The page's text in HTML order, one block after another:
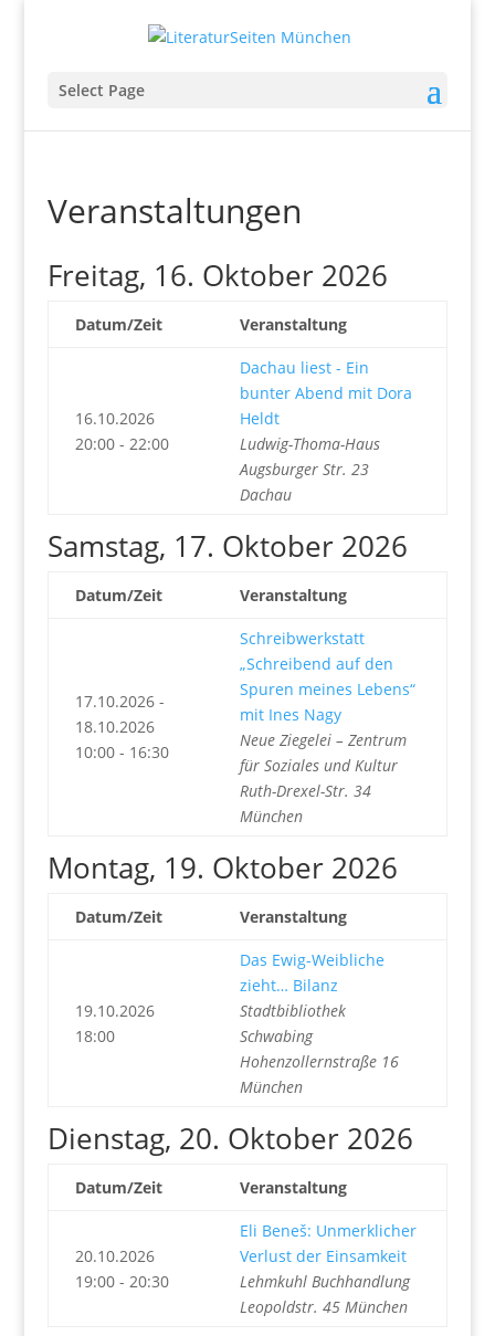
Select Page
Veranstaltungen
Freitag, 16. Oktober 2026
Datum/Zeit Veranstaltung
16.10.2026
20:00 - 22:00
Dachau liest - Ein
bunter Abend mit Dora
Heldt
Ludwig-Thoma-Haus
Augsburger Str. 23
Dachau
Samstag, 17. Oktober 2026
Datum/Zeit Veranstaltung
17.10.2026 -
18.10.2026
10:00 - 16:30
Schreibwerkstatt
„Schreibend auf den
Spuren meines Lebens“
mit Ines Nagy
Neue Ziegelei – Zentrum
für Soziales und Kultur
Ruth-Drexel-Str. 34
München
Montag, 19. Oktober 2026
Datum/Zeit Veranstaltung
19.10.2026
18:00
Das Ewig-Weibliche
zieht… Bilanz
Stadtbibliothek
Schwabing
Hohenzollernstraße 16
München
Dienstag, 20. Oktober 2026
Datum/Zeit Veranstaltung
20.10.2026
19:00 - 20:30
Eli Beneš: Unmerklicher
Verlust der Einsamkeit
Lehmkuhl Buchhandlung
Leopoldstr. 45 München